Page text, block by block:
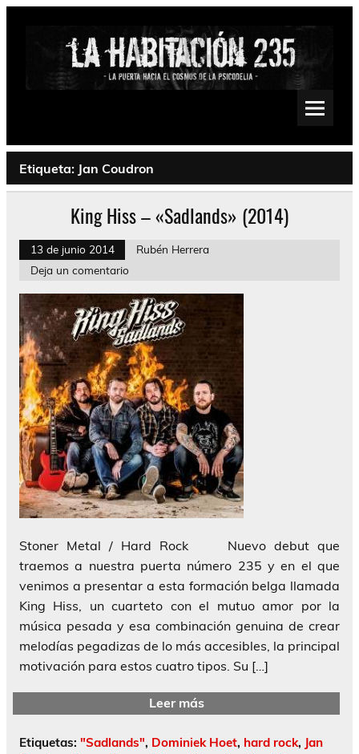
Saltar
Psychedelic, Stoner, Doom, Sludge, Fuzz, Space, Drone
Etiqueta: Jan Coudron
King Hiss – «Sadlands» (2014)
13 de junio 2014
Rubén Herrera
Deja un comentario
Stoner Metal / Hard Rock Nuevo debut que
traemos a nuestra puerta número 235 y en el que
venimos a presentar a esta formación belga llamada
King Hiss, un cuarteto con el mutuo amor por la
música pesada y esa combinación genuina de crear
melodías pegadizas de lo más accesibles, la principal
motivación para estos cuatro tipos. Su […]
Leer más
Etiquetas: "Sadlands", Dominiek Hoet, hard rock, Jan